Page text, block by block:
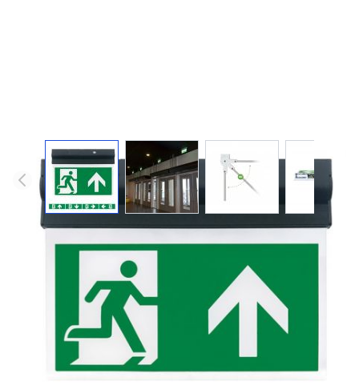
TOOROP zwart / led vluchtwegverlichting
Kantelbare tweezijdige led vluchtwegverlichting voor aan
de wand of het plafond in zwarte uitvoering. Ook geschikt
voor schuine wanden en plafonds. Met uitgebreide
autotest functie. Ook in witte uitvoering